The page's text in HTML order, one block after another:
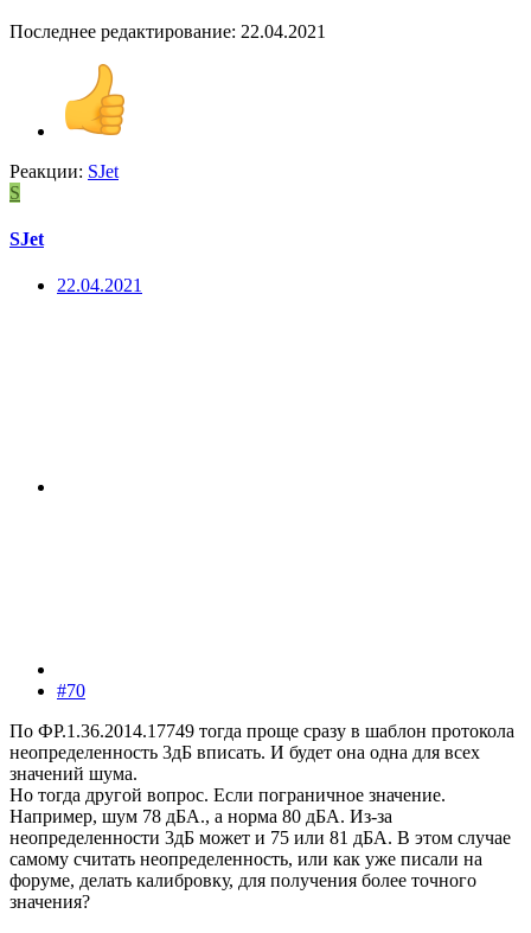
Последнее редактирование: 22.04.2021
Реакции: SJet
S
SJet
22.04.2021
#70
По ФР.1.36.2014.17749 тогда проще сразу в шаблон протокола
неопределенность 3дБ вписать. И будет она одна для всех
значений шума.
Но тогда другой вопрос. Если пограничное значение.
Например, шум 78 дБА., а норма 80 дБА. Из-за
неопределенности 3дБ может и 75 или 81 дБА. В этом случае
самому считать неопределенность, или как уже писали на
форуме, делать калибровку, для получения более точного
значения?